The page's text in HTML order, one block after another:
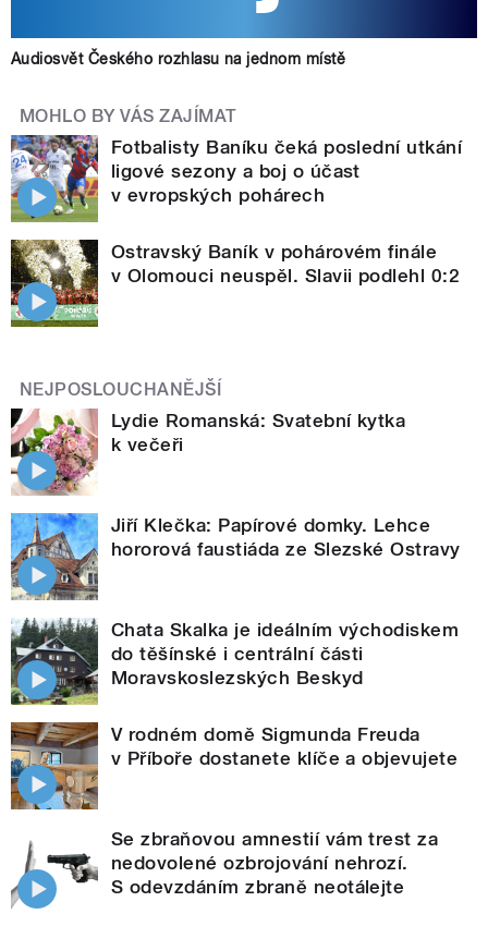
Audiosvět Českého rozhlasu na jednom místě
MOHLO BY VÁS ZAJÍMAT
Fotbalisty Baníku čeká poslední utkání
ligové sezony a boj o účast
v evropských pohárech
Ostravský Baník v pohárovém finále
v Olomouci neuspěl. Slavii podlehl 0:2
NEJPOSLOUCHANĚJŠÍ
Lydie Romanská: Svatební kytka
k večeři
Jiří Klečka: Papírové domky. Lehce
hororová faustiáda ze Slezské Ostravy
Chata Skalka je ideálním východiskem
do těšínské i centrální části
Moravskoslezských Beskyd
V rodném domě Sigmunda Freuda
v Příboře dostanete klíče a objevujete
Se zbraňovou amnestií vám trest za
nedovolené ozbrojování nehrozí.
S odevzdáním zbraně neotálejte